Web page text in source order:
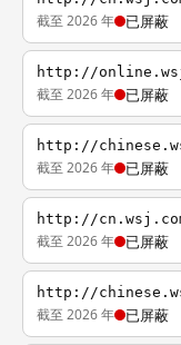
截至 2026 年 已屏蔽
http://
截至 2026 年 已屏蔽
http://
截至 2026 年 已屏蔽
http://
截至 2026 年 已屏蔽
http://
截至 2026 年 已屏蔽